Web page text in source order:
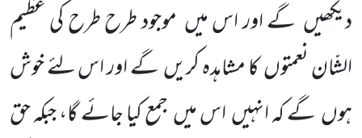
دیکھیں گے اور اس میں موجود طرح طرح کی عظیم
الشّان نعمتوںکا مشاہدہ کریںگے اور اس لئے خوش
ہوںگے کہ انہیںاس میںجمع کیا جائے گا، جبکہ حق